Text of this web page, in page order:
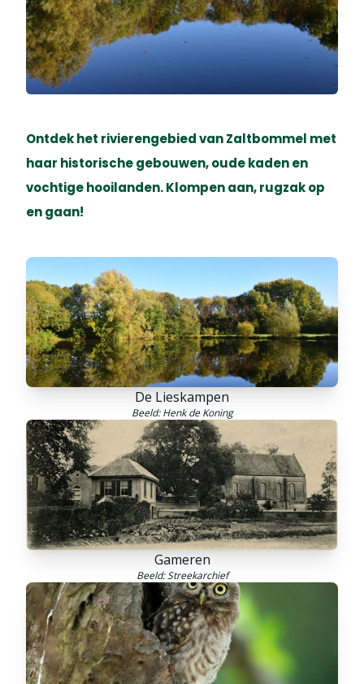
Ontdek het rivierengebied van Zaltbommel met
haar historische gebouwen, oude kaden en
vochtige hooilanden. Klompen aan, rugzak op
en gaan!
De Lieskampen
Beeld: Henk de Koning
Gameren
Beeld: Streekarchief